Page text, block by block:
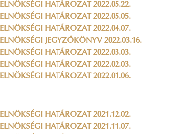
ELNÖKSÉGI HATÁROZAT 2022.05.22.
ELNÖKSÉGI HATÁROZAT 2022.05.05.
ELNÖKSÉGI HATÁROZAT 2022.04.07.
ELNÖKSÉGI JEGYZŐKÖNYV 2022.03.16.
ELNÖKSÉGI HATÁROZAT 2022.03.03.
ELNÖKSÉGI HATÁROZAT 2022.02.03.
ELNÖKSÉGI HATÁROZAT 2022.01.06.
ELNÖKSÉGI HATÁROZAT 2021.12.02.
ELNÖKSÉGI HATÁROZAT 2021.11.07.